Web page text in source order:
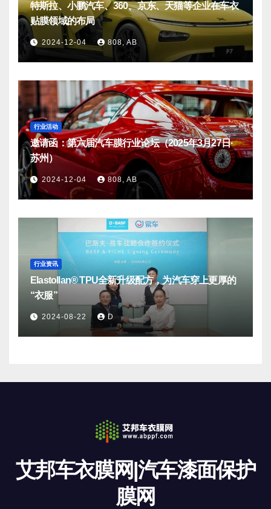
特斯拉、小鹏汽车、360、京东、天猫等企业在车衣
贴膜领域的布局
2024-12-04 808, AB
行业活动
邀请函：第六届汽车膜行业论坛（2025年3月27日·
苏州）
2024-12-04 808, AB
行业资讯
Elastollan® TPU全新升级配方，为汽车穿上更厚的
“衣服”
2024-08-22 D
艾邦车衣膜网|汽车漆面保护
膜网